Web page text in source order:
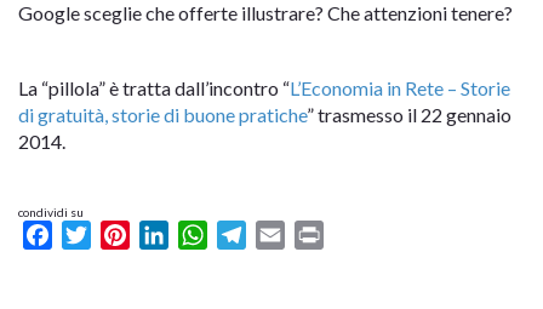
Google sceglie che offerte illustrare? Che attenzioni tenere?
La “pillola” è tratta dall’incontro “L’Economia in Rete – Storie
di gratuità, storie di buone pratiche” trasmesso il 22 gennaio
2014.
condividi su
FacebookTwitterPinterestLinkedInWhatsAppTelegram
Email